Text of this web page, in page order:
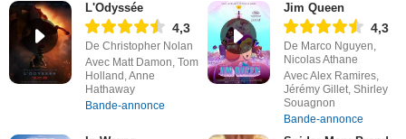
L'Odyssée
4,3
De Christopher Nolan
Avec Matt Damon, Tom
Holland, Anne
Hathaway
Bande-annonce
Jim Queen
4,3
De Marco Nguyen,
Nicolas Athane
Avec Alex Ramires,
Jérémy Gillet, Shirley
Souagnon
Bande-annonce